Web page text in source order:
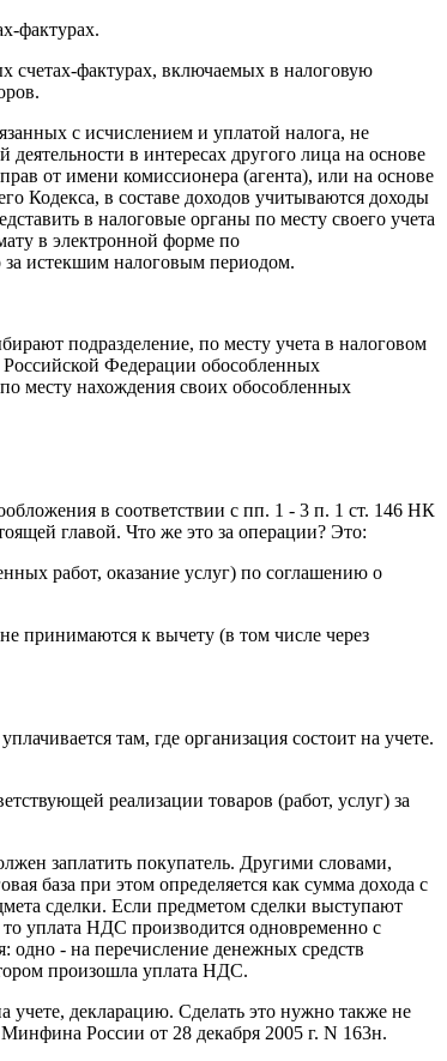
фактурах.
счетах-фактурах, включаемых в налоговую
с исчислением и уплатой налога, не
в интересах другого лица на основе
от имени комиссионера (агента), или на основе
Кодекса, в составе доходов учитываются доходы
в налоговые органы по месту своего учета
в электронной форме по
за истекшим налоговым периодом.
подразделение, по месту учета в налоговом
Российской Федерации обособленных
месту нахождения своих обособленных
в соответствии с пп. 1 - 3 п. 1 ст. 146 НК
главой. Что же это за операции? Это:
работ, оказание услуг) по соглашению о
принимаются к вычету (в том числе через
там, где организация состоит на учете.
реализации товаров (работ, услуг) за
заплатить покупатель. Другими словами,
база при этом определяется как сумма дохода с
сделки. Если предметом сделки выступают
уплата НДС производится одновременно с
- на перечисление денежных средств
произошла уплата НДС.
учете, декларацию. Сделать это нужно также не
России от 28 декабря 2005 г. N 163н.